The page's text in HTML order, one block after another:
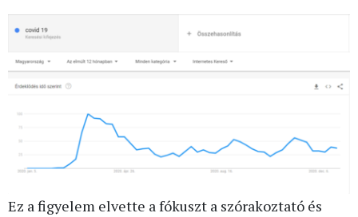
Ez a figyelem elvette a fókuszt a szórakoztató és